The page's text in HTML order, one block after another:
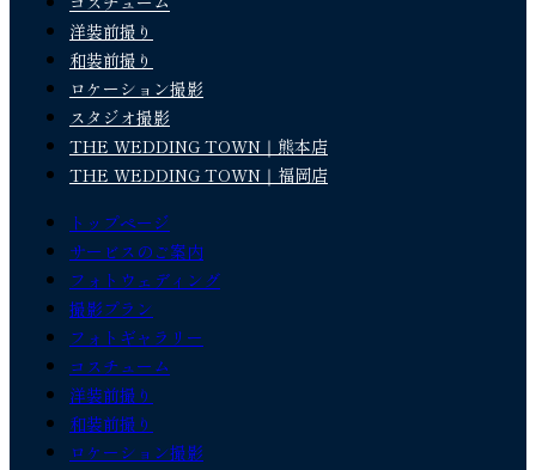
洋装前撮り
和装前撮り
ロケーション撮影
スタジオ撮影
THE WEDDING TOWN｜熊本店
THE WEDDING TOWN｜福岡店
トップページ
サービスのご案内
フォトウェディング
撮影プラン
フォトギャラリー
コスチューム
洋装前撮り
和装前撮り
ロケーション撮影